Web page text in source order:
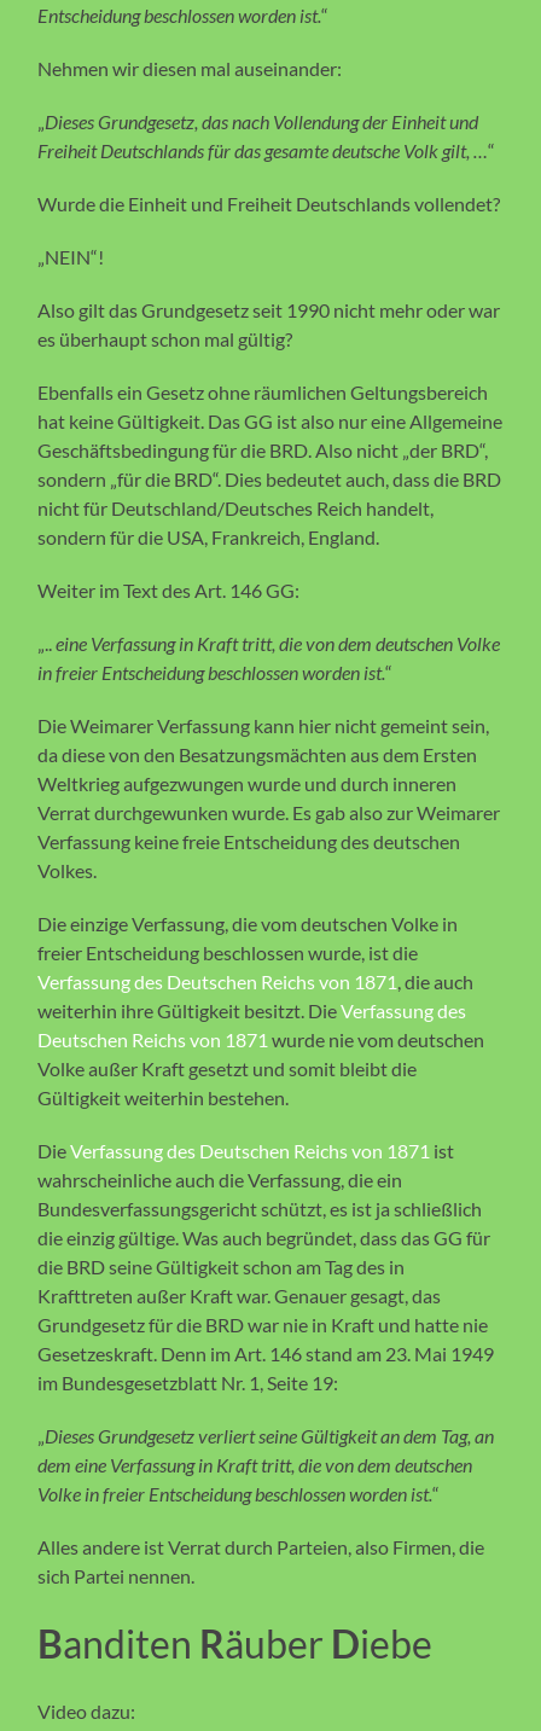
Entscheidung beschlossen worden ist.“
Nehmen wir diesen mal auseinander:
„Dieses Grundgesetz, das nach Vollendung der Einheit und
Freiheit Deutschlands für das gesamte deutsche Volk gilt, …“
Wurde die Einheit und Freiheit Deutschlands vollendet?
„NEIN“!
Also gilt das Grundgesetz seit 1990 nicht mehr oder war
es überhaupt schon mal gültig?
Ebenfalls ein Gesetz ohne räumlichen Geltungsbereich
hat keine Gültigkeit. Das GG ist also nur eine Allgemeine
Geschäftsbedingung für die BRD. Also nicht „der BRD“,
sondern „für die BRD“. Dies bedeutet auch, dass die BRD
nicht für Deutschland/Deutsches Reich handelt,
sondern für die USA, Frankreich, England.
Weiter im Text des Art. 146 GG:
„..eine Verfassung in Kraft tritt, die von dem deutschen Volke
in freier Entscheidung beschlossen worden ist.“
Die Weimarer Verfassung kann hier nicht gemeint sein,
da diese von den Besatzungsmächten aus dem Ersten
Weltkrieg aufgezwungen wurde und durch inneren
Verrat durchgewunken wurde. Es gab also zur Weimarer
Verfassung keine freie Entscheidung des deutschen
Volkes.
Die einzige Verfassung, die vom deutschen Volke in
freier Entscheidung beschlossen wurde, ist die
Verfassung des Deutschen Reichs von 1871, die auch
weiterhin ihre Gültigkeit besitzt. DieVerfassung des
Deutschen Reichs von 1871 wurde nie vom deutschen
Volke außer Kraft gesetzt und somit bleibt die
Gültigkeit weiterhin bestehen.
DieVerfassung des Deutschen Reichs von 1871 ist
wahrscheinliche auch die Verfassung, die ein
Bundesverfassungsgericht schützt, es ist ja schließlich
die einzig gültige. Was auch begründet, dass das GG für
die BRD seine Gültigkeit schon am Tag des in
Krafttreten außer Kraft war. Genauer gesagt, das
Grundgesetz für die BRD war nie in Kraft und hatte nie
Gesetzeskraft. Denn im Art. 146 stand am 23. Mai 1949
im Bundesgesetzblatt Nr. 1, Seite 19:
„Dieses Grundgesetz verliert seine Gültigkeit an dem Tag, an
dem eine Verfassung in Kraft tritt, die von dem deutschen
Volke in freier Entscheidung beschlossen worden ist.“
Alles andere ist Verrat durch Parteien, also Firmen, die
sich Partei nennen.
Banditen Räuber Diebe
Video dazu: